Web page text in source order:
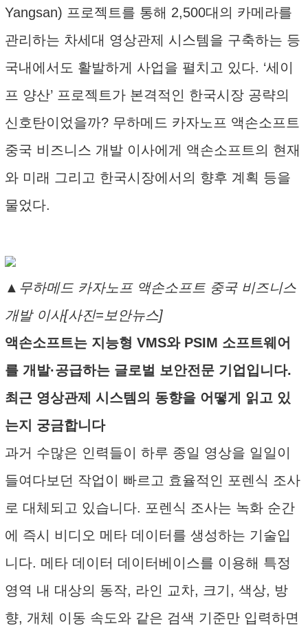
Yangsan) 프로젝트를 통해 2,500대의 카메라를
관리하는 차세대 영상관제 시스템을 구축하는 등
국내에서도 활발하게 사업을 펼치고 있다. ‘세이
프 양산’ 프로젝트가 본격적인 한국시장 공략의
신호탄이었을까? 무하메드 카자노프 액손소프트
중국 비즈니스 개발 이사에게 액손소프트의 현재
와 미래 그리고 한국시장에서의 향후 계획 등을
물었다.
▲무하메드 카자노프 액손소프트 중국 비즈니스
개발 이사[사진=보안뉴스]
액손소프트는 지능형 VMS와 PSIM 소프트웨어
를 개발·공급하는 글로벌 보안전문 기업입니다.
최근 영상관제 시스템의 동향을 어떻게 읽고 있
는지 궁금합니다
과거 수많은 인력들이 하루 종일 영상을 일일이
들여다보던 작업이 빠르고 효율적인 포렌식 조사
로 대체되고 있습니다. 포렌식 조사는 녹화 순간
에 즉시 비디오 메타 데이터를 생성하는 기술입
니다. 메타 데이터 데이터베이스를 이용해 특정
영역 내 대상의 동작, 라인 교차, 크기, 색상, 방
향, 개체 이동 속도와 같은 검색 기준만 입력하면